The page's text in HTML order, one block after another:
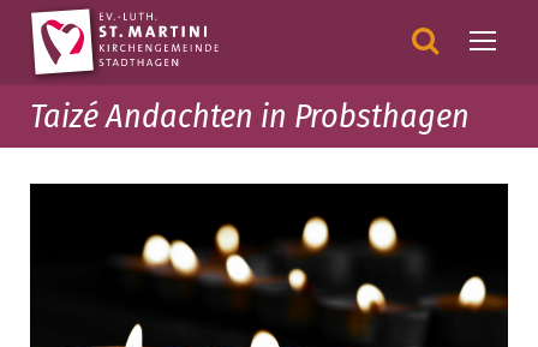
Taizé Andachten in Probsthagen